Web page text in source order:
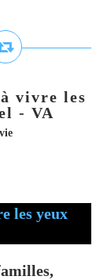
vivre les
- VA
vie